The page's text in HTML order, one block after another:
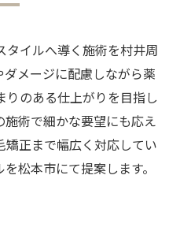
タイルへ導く施術を村井周
メージに配慮しながら薬
のある仕上がりを目指し
施術で細かな要望にも応え
矯正まで幅広く対応してい
松本市にて提案します。